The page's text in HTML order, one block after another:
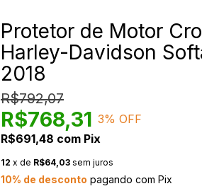
Protetor de Motor
Harley-Davidson
2018
R$792,07
R$768,31 3% OFF
R$691,48 com Pix
12 x de R$64,03 sem juros
10% de desconto pagando com Pix